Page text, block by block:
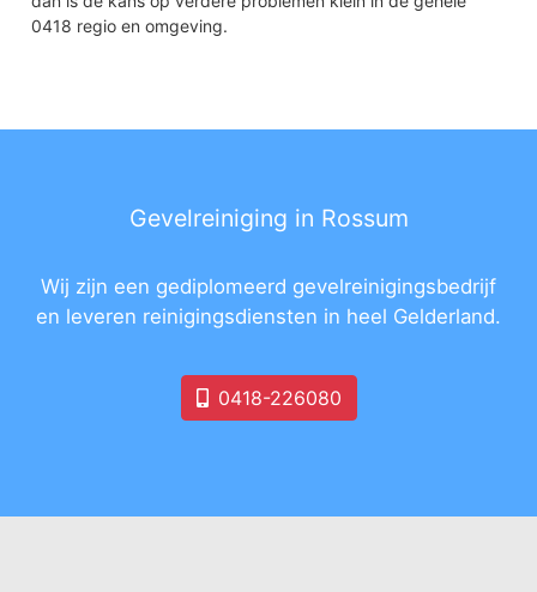
0418 regio en omgeving.
Gevelreiniging in Rossum
Wij zijn een gediplomeerd gevelreinigingsbedrijf
en leveren reinigingsdiensten in heel Gelderland.
0418-226080